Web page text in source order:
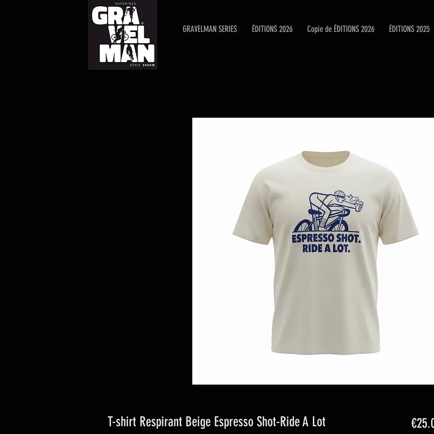
GRAVELMAN SERIES ÉDITIONS 2026 Copie de ÉDITIONS 2026 ÉDITIONS 2025
T-shirt Respirant Beige Espresso Shot-Ride A Lot